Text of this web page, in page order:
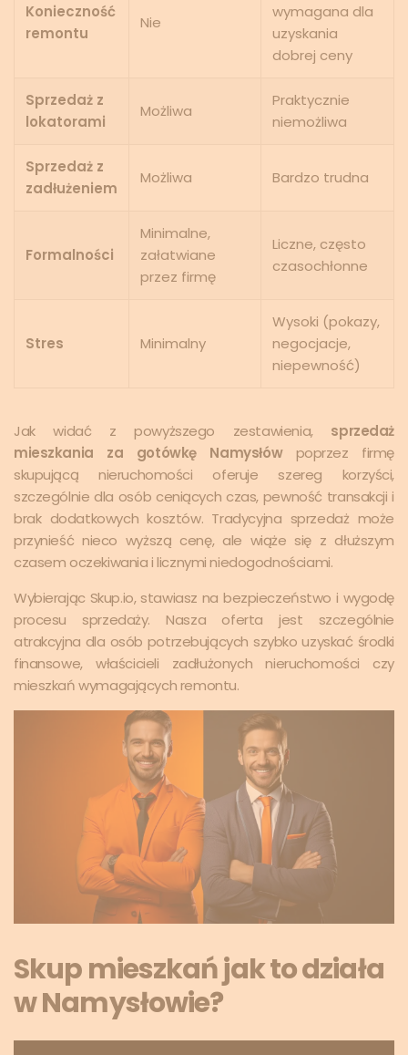
Konieczność
remontu
Nie
wymagana dla
uzyskania
dobrej ceny
Sprzedaż z
lokatorami
Możliwa
Praktycznie
niemożliwa
Sprzedaż z
zadłużeniem
Możliwa Bardzo trudna
Formalności
Minimalne,
załatwiane
przez firmę
Liczne, często
czasochłonne
Stres Minimalny
Wysoki (pokazy,
negocjacje,
niepewność)
Jak widać z powyższego zestawienia, sprzedaż
mieszkania za gotówkę Namysłówpoprzez firmę
skupującą nieruchomości oferuje szereg korzyści,
szczególnie dla osób ceniących czas, pewność transakcji i
brak dodatkowych kosztów. Tradycyjna sprzedaż może
przynieść nieco wyższą cenę, ale wiąże się z dłuższym
czasem oczekiwania i licznymi niedogodnościami.
Wybierając Skup.io, stawiasz na bezpieczeństwo i wygodę
procesu sprzedaży. Nasza oferta jest szczególnie
atrakcyjna dla osób potrzebujących szybko uzyskać środki
finansowe, właścicieli zadłużonych nieruchomości czy
mieszkań wymagających remontu.
Skup mieszkań jak to działa
w Namysłowie?